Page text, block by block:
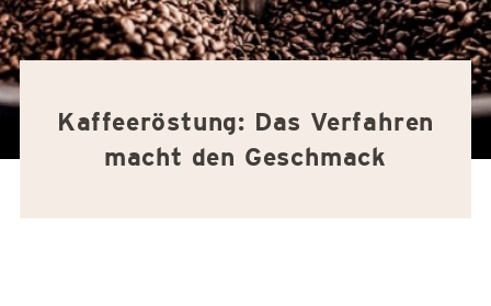
Kaffeeröstung: Das Verfahren
macht den Geschmack